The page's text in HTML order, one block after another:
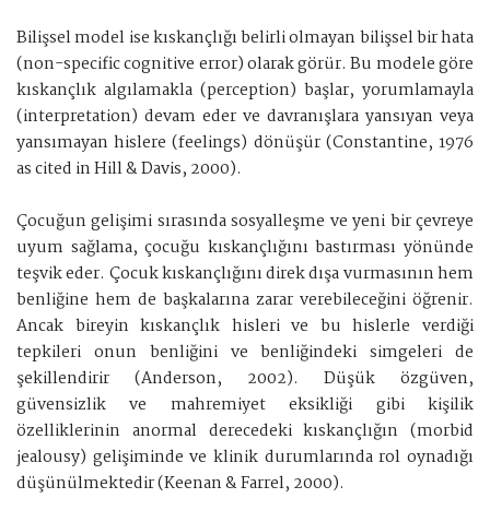
Bilişsel model ise kıskançlığı belirli olmayan bilişsel bir hata
(non-specific cognitive error) olarak görür. Bu modele göre
kıskançlık algılamakla (perception) başlar, yorumlamayla
(interpretation) devam eder ve davranışlara yansıyan veya
yansımayan hislere (feelings) dönüşür (Constantine, 1976
as cited in Hill & Davis, 2000).
Çocuğun gelişimi sırasında sosyalleşme ve yeni bir çevreye
uyum sağlama, çocuğu kıskançlığını bastırması yönünde
teşvik eder. Çocuk kıskançlığını direk dışa vurmasının hem
benliğine hem de başkalarına zarar verebileceğini öğrenir.
Ancak bireyin kıskançlık hisleri ve bu hislerle verdiği
tepkileri onun benliğini ve benliğindeki simgeleri de
şekillendirir (Anderson, 2002). Düşük özgüven,
güvensizlik ve mahremiyet eksikliği gibi kişilik
özelliklerinin anormal derecedeki kıskançlığın (morbid
jealousy) gelişiminde ve klinik durumlarında rol oynadığı
düşünülmektedir (Keenan & Farrel, 2000).